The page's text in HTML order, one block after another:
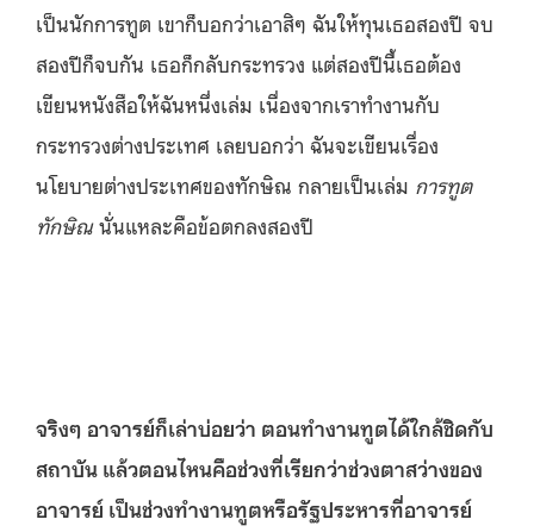
เป็นนักการทูต เขาก็บอกว่าเอาสิๆ ฉันให้ทุนเธอสองปี จบ
สองปีก็จบกัน เธอก็กลับกระทรวง แต่สองปีนี้เธอต้อง
เขียนหนังสือให้ฉันหนึ่งเล่ม เนื่องจากเราทำงานกับ
กระทรวงต่างประเทศ เลยบอกว่า ฉันจะเขียนเรื่อง
นโยบายต่างประเทศของทักษิณ กลายเป็นเล่ม การทูต
ทักษิณนั่นแหละคือข้อตกลงสองปี
จริงๆ อาจารย์ก็เล่าบ่อยว่า ตอนทำงานทูตได้ใกล้ชิดกับ
สถาบัน แล้วตอนไหนคือช่วงที่เรียกว่าช่วงตาสว่างของ
อาจารย์ เป็นช่วงทำงานทูตหรือรัฐประหารที่อาจารย์